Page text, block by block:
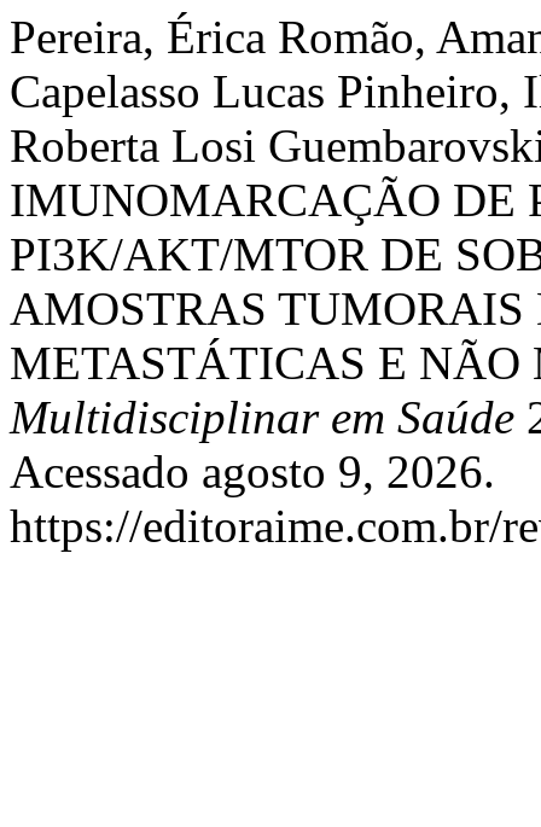
Pereira, Érica Romão,
Capelasso Lucas
Roberta Losi
IMUNOMARCAÇÃO DE
PI3K/AKT/MTOR DE
AMOSTRAS TUMORAIS
METASTÁTICAS E
Multidisciplinar em Saúde
Acessado agosto 9, 2026.
https://editoraime.com.br/